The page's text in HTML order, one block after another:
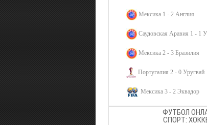
Мексика 1 - 2 Англия
Саудовская Аравия 1 - 1
Мексика 2 - 3 Бразилия
Португалия 2 - 0 Уругвай
Мексика 3 - 2 Эквадор
ФУТБОЛ
СПОРТ: